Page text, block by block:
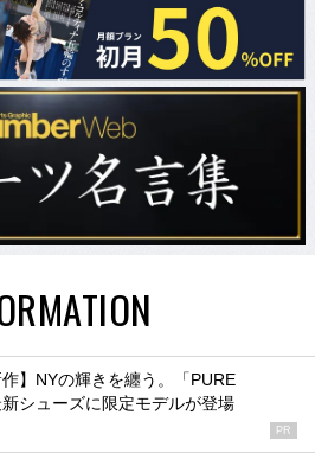
作】NYの輝きを纏う。「PURE
シューズに限定モデルが登場
PR